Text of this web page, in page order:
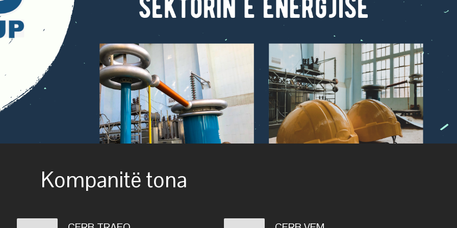
Kompanitë tona